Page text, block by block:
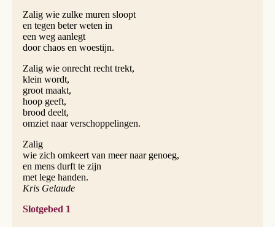
Zalig wie zulke muren sloopt
en tegen beter weten in
een weg aanlegt
door chaos en woestijn.
Zalig wie onrecht recht trekt,
klein wordt,
groot maakt,
hoop geeft,
brood deelt,
omziet naar verschoppelingen.
Zalig
wie zich omkeert van meer naar genoeg,
en mens durft te zijn
met lege handen.
Kris Gelaude
Slotgebed 1